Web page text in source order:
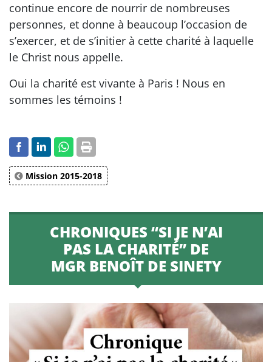
continue encore de nourrir de nombreuses
personnes, et donne à beaucoup l’occasion de
s’exercer, et de s’initier à cette charité à laquelle
le Christ nous appelle.
Oui la charité est vivante à Paris ! Nous en
sommes les témoins !
Mission 2015-2018
CHRONIQUES “SI JE N’AI
PAS LA CHARITÉ” DE
MGR BENOÎT DE SINETY